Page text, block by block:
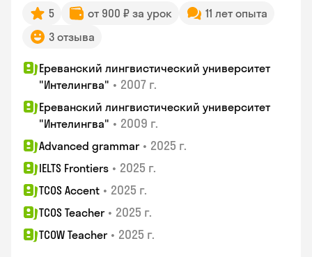
5 от 900 ₽ за урок
11 лет опыта
3 отзыва
Ереванский лингвистический университет
"Интелингва" • 2007 г.
Ереванский лингвистический университет
"Интелингва" • 2009 г.
Advanced grammar • 2025 г.
IELTS Frontiers • 2025 г.
TCOS Accent • 2025 г.
TCOS Teacher • 2025 г.
TCOW Teacher • 2025 г.